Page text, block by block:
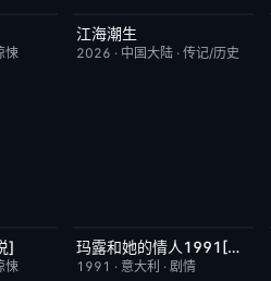
悚
更新至第24集
江海潮生
2026 · 中国大陆 ·传记/历史
]
悚
已完结 6.1
玛露和她的情人1991[电影解说]
1991 · 意大利 ·剧情